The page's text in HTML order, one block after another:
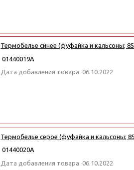
Термобелье синее (фуфайка и кальсоны;
01440019А
Дата добавления товара: 06.10.2022
Термобелье серое (фуфайка и кальсоны;
01440020А
Дата добавления товара: 06.10.2022